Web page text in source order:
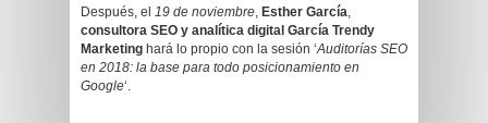
Después, el 19 de noviembre, Esther García,
consultora SEO y analítica digital García Trendy
Marketing hará lo propio con la sesión ‘Auditorías SEO
en 2018: la base para todo posicionamiento en
Google‘.